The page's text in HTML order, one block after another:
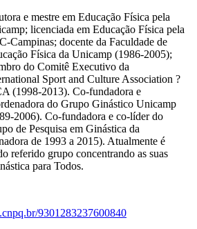
e mestre em Educação Física pela
licenciada em Educação Física pela
Campinas; docente da Faculdade de
Física da Unicamp (1986-2005);
do Comitê Executivo da
Sport and Culture Association ?
(1998-2013). Co-fundadora e
do Grupo Ginástico Unicamp
2006). Co-fundadora e co-líder do
de Pesquisa em Ginástica da
de 1993 a 2015). Atualmente é
referido grupo concentrando as suas
para Todos.
9301283237600840